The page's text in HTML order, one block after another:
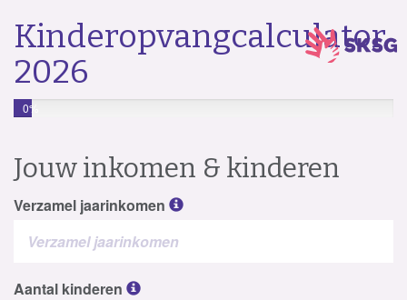
Kinderopvangcalculator
2026
0%
Jouw inkomen & kinderen
Verzamel jaarinkomen
Aantal kinderen